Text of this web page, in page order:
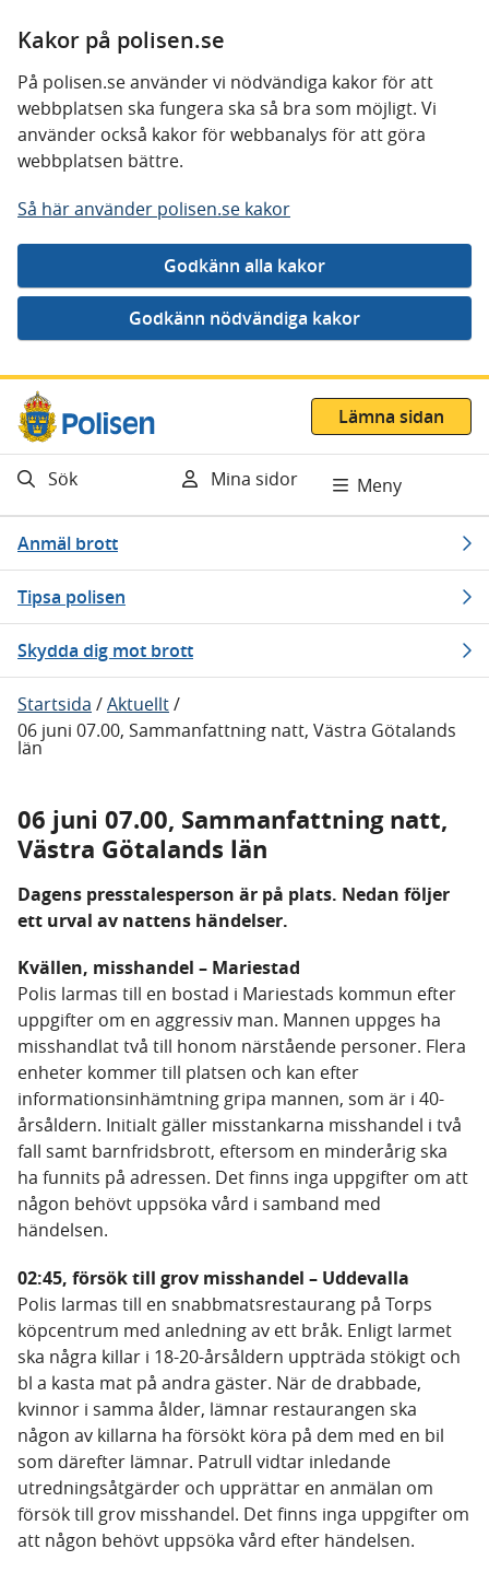
Kakor på polisen.se
På polisen.se använder vi nödvändiga kakor för att
webbplatsen ska fungera ska så bra som möjligt. Vi
använder också kakor för webbanalys för att göra
webbplatsen bättre.
Så här använder polisen.se kakor
Gå direkt till innehåll
Lämna sidan
Sök Mina sidor Meny
Anmäl brott
Tipsa polisen
Skydda dig mot brott
Startsida /Aktuellt/
06 juni 07.00, Sammanfattning natt, Västra Götalands
län
06 juni 07.00, Sammanfattning natt,
Västra Götalands län
Dagens presstalesperson är på plats. Nedan följer
ett urval av nattens händelser.
Kvällen, misshandel – Mariestad
Polis larmas till en bostad i Mariestads kommun efter
uppgifter om en aggressiv man. Mannen uppges ha
misshandlat två till honom närstående personer. Flera
enheter kommer till platsen och kan efter
informationsinhämtning gripa mannen, som är i 40-
årsåldern. Initialt gäller misstankarna misshandel i två
fall samt barnfridsbrott, eftersom en minderårig ska
ha funnits på adressen. Det finns inga uppgifter om att
någon behövt uppsöka vård i samband med
händelsen.
02:45, försök till grov misshandel – Uddevalla
Polis larmas till en snabbmatsrestaurang på Torps
köpcentrum med anledning av ett bråk. Enligt larmet
ska några killar i 18-20-årsåldern uppträda stökigt och
bl a kasta mat på andra gäster. När de drabbade,
kvinnor i samma ålder, lämnar restaurangen ska
någon av killarna ha försökt köra på dem med en bil
som därefter lämnar. Patrull vidtar inledande
utredningsåtgärder och upprättar en anmälan om
försök till grov misshandel. Det finns inga uppgifter om
att någon behövt uppsöka vård efter händelsen.